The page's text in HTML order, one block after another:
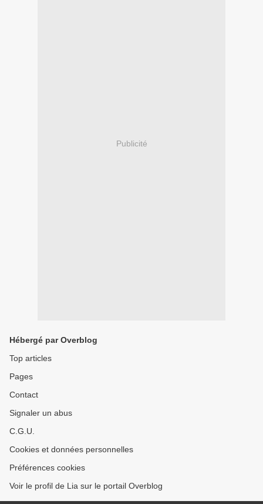
Publicité
Hébergé par Overblog
Top articles
Pages
Contact
Signaler un abus
C.G.U.
Cookies et données personnelles
Préférences cookies
Voir le profil de Lia sur le portail Overblog